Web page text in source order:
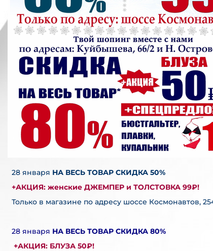
28 января НА ВЕСЬ ТОВАР СКИДКА 50%
+АКЦИЯ: женские ДЖЕМПЕР и ТОЛСТОВКА 99₽!
Только в магазине по адресу шоссе Космонавтов,
28 января НА ВЕСЬ ТОВАР СКИДКА 80%
+АКЦИЯ: БЛУЗА 50₽!